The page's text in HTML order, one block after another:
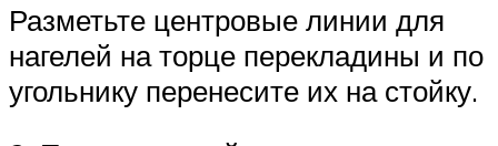
Разметьте центровые линии для
нагелей на торце перекладины и по
угольнику перенесите их на стойку.